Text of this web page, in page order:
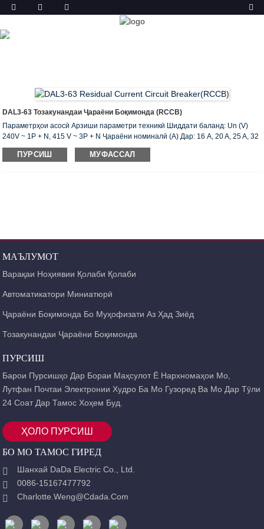
МАҲСУЛОТ
DAL3-63 Тозакунандаи Ҷараёни Боқимонда (RCCB)
Параметрҳои асосӣ Арзиши параметри техникӣ Шиддати баланд: Un (V)
240V ~ 1P + N, 415 V ~ 3P + N Ҷараёни номиналӣ (A) Дар: 16 A, 20 A, 25 A, 32
A, A, 40 то 50 A , 63 A Ҷараёни боқимондаи кории боқимонда I (A): 0.03,0.1,0.3
Шумораи 1 p + N, 3 p + N AC, навъи мувофиқи ҳолати корӣ бо dc shunt
ПУРСИШ МУФАССАЛ
МАЪЛУМОТ
Варақаи Ноҳиявии Қолаби Қолаби
Автоматикатори Миниатюрӣ
Ҷараёни Боқимонда Бо Муҳофизати Аз Ҳад Зиёд
Тозакунандаи Ҷараёни Боқимонда
ПУРСИШ
Барои Пурсишҳо Дар Бораи Маҳсулот Ё Нархномаҳои Мо,
Лутфан Почтаи Электронии Худро Ба Мо Гузоред Ва Мо Дар Тӯли
24 Соат Дар Тамос Хоҳем Буд.
ҲОЛО ПУРСИШ
БО МО ТАМОС ГИРЕД
Шанхай DaDa Electric Co., Ltd.
0086-15167477792
Charlotte.weng@cdada.com